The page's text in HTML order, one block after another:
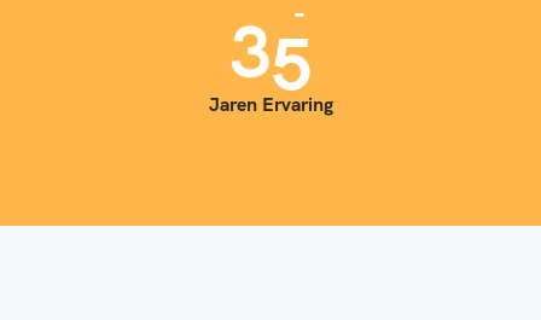
35
Jaren Ervaring